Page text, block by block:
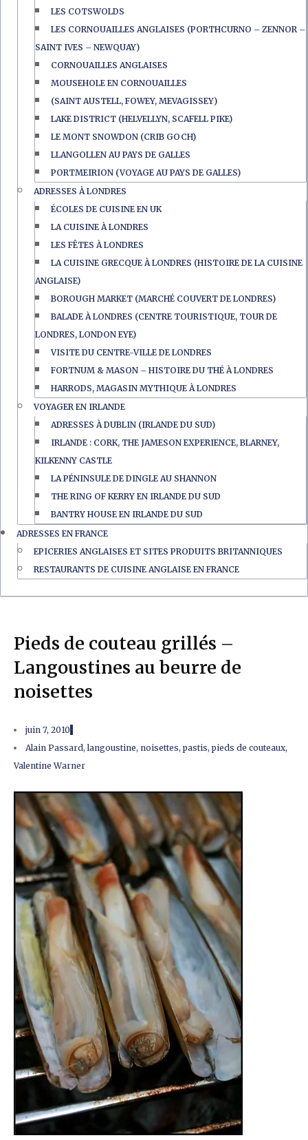
LES COTSWOLDS
LES CORNOUAILLES ANGLAISES (PORTHCURNO – ZENNOR –
SAINT IVES – NEWQUAY)
CORNOUAILLES ANGLAISES
MOUSEHOLE EN CORNOUAILLES
(SAINT AUSTELL, FOWEY, MEVAGISSEY)
LAKE DISTRICT (HELVELLYN, SCAFELL PIKE)
LE MONT SNOWDON (CRIB GOCH)
LLANGOLLEN AU PAYS DE GALLES
PORTMEIRION (VOYAGE AU PAYS DE GALLES)
ADRESSES À LONDRES
ÉCOLES DE CUISINE EN UK
LA CUISINE À LONDRES
LES FÊTES À LONDRES
LA CUISINE GRECQUE À LONDRES (HISTOIRE DE LA CUISINE
ANGLAISE)
BOROUGH MARKET (MARCHÉ COUVERT DE LONDRES)
BALADE À LONDRES (CENTRE TOURISTIQUE, TOUR DE
LONDRES, LONDON EYE)
VISITE DU CENTRE-VILLE DE LONDRES
FORTNUM & MASON – HISTOIRE DU THÉ À LONDRES
HARRODS, MAGASIN MYTHIQUE À LONDRES
VOYAGER EN IRLANDE
ADRESSES À DUBLIN (IRLANDE DU SUD)
IRLANDE : CORK, THE JAMESON EXPERIENCE, BLARNEY,
KILKENNY CASTLE
LA PÉNINSULE DE DINGLE AU SHANNON
THE RING OF KERRY EN IRLANDE DU SUD
BANTRY HOUSE EN IRLANDE DU SUD
ADRESSES EN FRANCE
EPICERIES ANGLAISES ET SITES PRODUITS BRITANNIQUES
RESTAURANTS DE CUISINE ANGLAISE EN FRANCE
Pieds de couteau grillés –
Langoustines au beurre de
noisettes
juin 7, 2010
Alain Passard,langoustine, noisettes, pastis, pieds de couteaux,
Valentine Warner